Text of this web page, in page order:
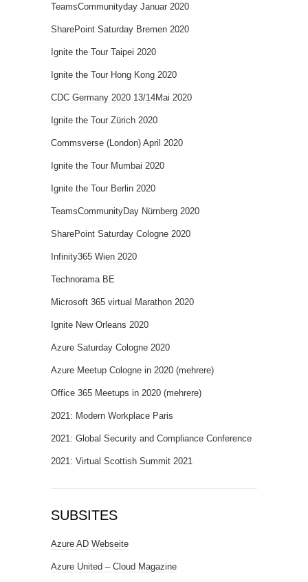
TeamsCommunityday Januar 2020
SharePoint Saturday Bremen 2020
Ignite the Tour Taipei 2020
Ignite the Tour Hong Kong 2020
CDC Germany 2020 13/14Mai 2020
Ignite the Tour Zürich 2020
Commsverse (London) April 2020
Ignite the Tour Mumbai 2020
Ignite the Tour Berlin 2020
TeamsCommunityDay Nürnberg 2020
SharePoint Saturday Cologne 2020
Infinity365 Wien 2020
Technorama BE
Microsoft 365 virtual Marathon 2020
Ignite New Orleans 2020
Azure Saturday Cologne 2020
Azure Meetup Cologne in 2020 (mehrere)
Office 365 Meetups in 2020 (mehrere)
2021: Modern Workplace Paris
2021: Global Security and Compliance Conference
2021: Virtual Scottish Summit 2021
SUBSITES
Azure AD Webseite
Azure United – Cloud Magazine